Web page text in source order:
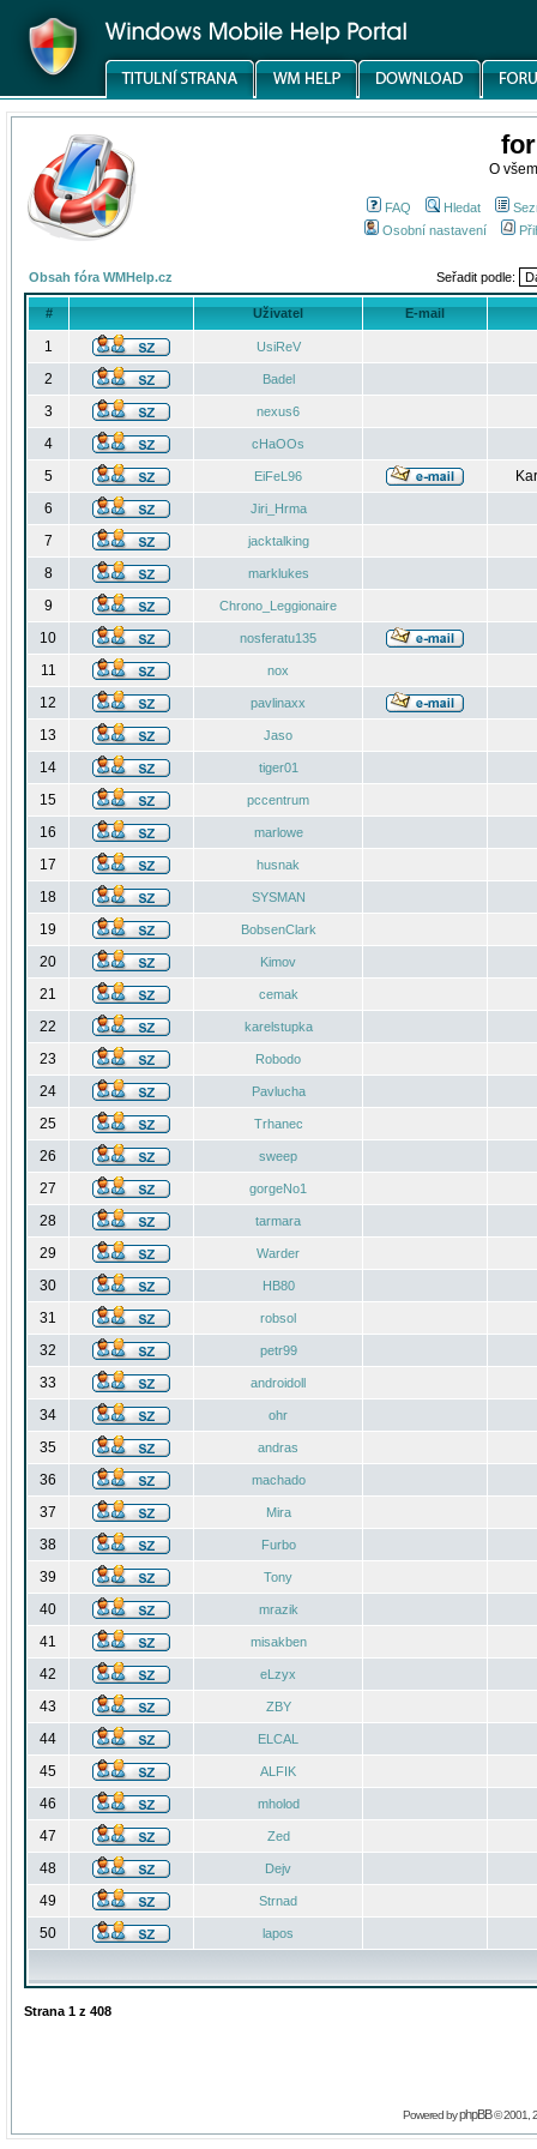
O
FAQ Hledat
Osobní nastavení
Obsah fóra WMHelp.cz Seřadit podle:
# Uživatel E-mail
1 UsiReV
2 Badel
3 nexus6
4 cHaOOs
5 EiFeL96
6
Jiri_Hrma
7 jacktalking
8 marklukes
9 Chrono_Leggionaire
10 nosferatu135
11 nox
12 pavlinaxx
13 Jaso
14 tiger01
15 pccentrum
16 marlowe
17 husnak
18 SYSMAN
19 BobsenClark
20 Kimov
21 cemak
22 karelstupka
23 Robodo
24 Pavlucha
25 Trhanec
26 sweep
27 gorgeNo1
28 tarmara
29 Warder
30 HB80
31 robsol
32 petr99
33 androidoll
34 ohr
35 andras
36 machado
37 Mira
38 Furbo
39 Tony
40 mrazik
41 misakben
42 eLzyx
43 ZBY
44 ELCAL
45 ALFIK
46 mholod
47 Zed
48 Dejv
49 Strnad
50 lapos
Strana 1 z 408
Powered byphpBB© 2001,